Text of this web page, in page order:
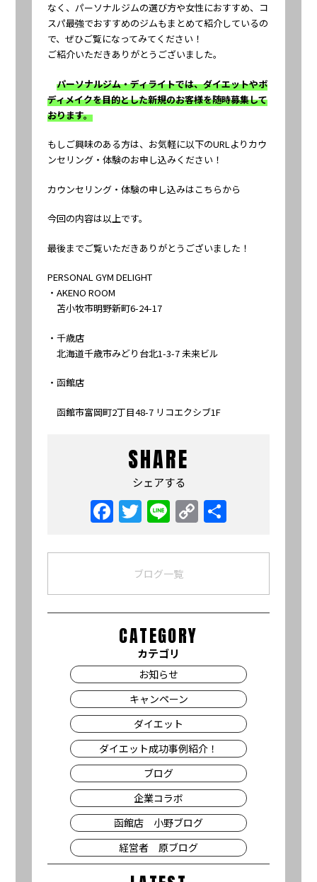
なく、パーソナルジムの選び方や女性におすすめ、コ
スパ最強でおすすめのジムもまとめて紹介しているの
で、ぜひご覧になってみてください！
ご紹介いただきありがとうございました。
パーソナルジム・ディライトでは、ダイエットやボ
ディメイクを目的とした新規のお客様を随時募集して
おります。
もしご興味のある方は、お気軽に以下のURLよりカウ
ンセリング・体験のお申し込みください！
カウンセリング・体験の申し込みはこちらから
今回の内容は以上です。
最後までご覧いただきありがとうございました！
PERSONAL GYM DELIGHT
・AKENO ROOM
苫小牧市明野新町6-24-17
・千歳店
北海道千歳市みどり台北1-3-7 未来ビル
・函館店
函館市富岡町2丁目48-7 リコエクシブ1F
SHARE
シェアする
Facebook
Twitter
LineCopy
ブログ一覧
CATEGORY
カテゴリ
お知らせ
キャンペーン
ダイエット
ダイエット成功事例紹介！
ブログ
企業コラボ
函館店 小野ブログ
経営者 原ブログ